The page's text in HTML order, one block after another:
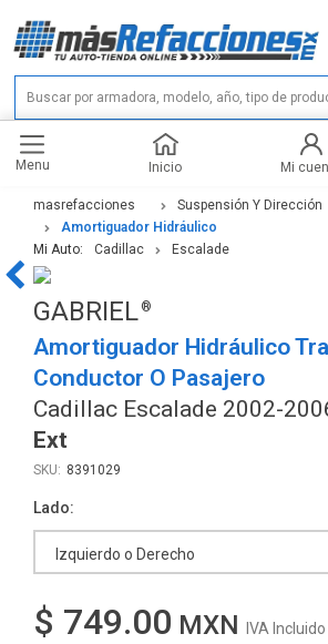
Menu Inicio Mi
masrefacciones Suspensión Y Dirección
Amortiguador Hidráulico
Mi Auto:
Cadillac Escalade
GABRIEL
Amortiguador Hidráulico
Conductor O Pasajero
Cadillac Escalade 2002-
Ext
8391029
Lado
Izquierdo o Derecho
$ 749.00
IVA Incluido